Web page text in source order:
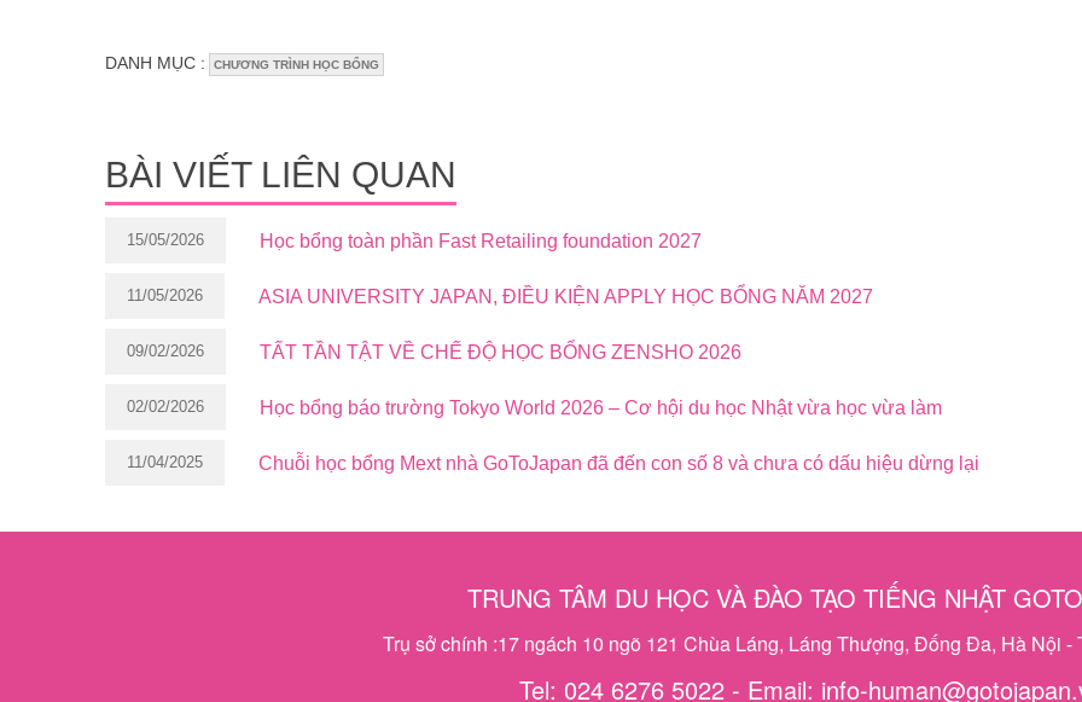
DANH MỤC : CHƯƠNG TRÌNH HỌC BỔNG
BÀI VIẾT LIÊN QUAN
15/05/2026 Học bổng toàn phần Fast Retailing foundation 2027
11/05/2026 ASIA UNIVERSITY JAPAN, ĐIỀU KIỆN APPLY HỌC BỔNG NĂM 2027
09/02/2026 TẤT TẦN TẬT VỀ CHẾ ĐỘ HỌC BỔNG ZENSHO 2026
02/02/2026 Học bổng báo trường Tokyo World 2026 – Cơ hội du học Nhật vừa học vừa làm
11/04/2025 Chuỗi học bổng Mext nhà GoToJapan đã đến con số 8 và chưa có dấu hiệu dừng lại
TRUNG TÂM DU HỌC VÀ ĐÀO TẠO TIẾNG NHẬT
Trụ sở chính :17 ngách 10 ngõ 121 Chùa Láng, Láng Thượng, Đống Đa, Hà Nội -
Tel: 024 6276 5022 - Email: info-